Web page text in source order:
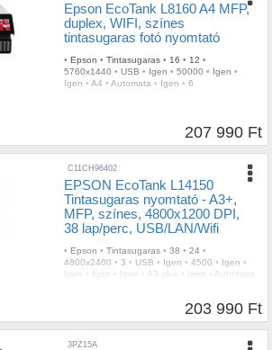
Epson EcoTank L8160 A4 MFP,
duplex, WIFI, színes
tintasugaras fotó nyomtató
• Epson • Tintasugaras • 16 • 12 •
5760x1440 • USB • Igen • 50000 • Igen •
Igen • A4 • Automata • Igen • 6
207 990 Ft
C11CH96402
EPSON EcoTank L14150
Tintasugaras nyomtató - A3+,
MFP, színes, 4800x1200 DPI,
38 lap/perc, USB/LAN/Wifi
• Epson • Tintasugaras • 38 • 24 •
4800x2400 • 3 • USB • Igen • 4500 • Igen •
Igen
Igen Igen A3 plus Igen
Automata
203 990 Ft
3PZ15A